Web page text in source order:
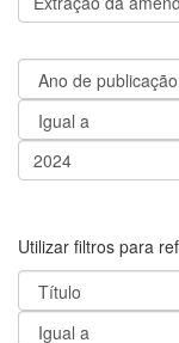
Utilizar filtros para